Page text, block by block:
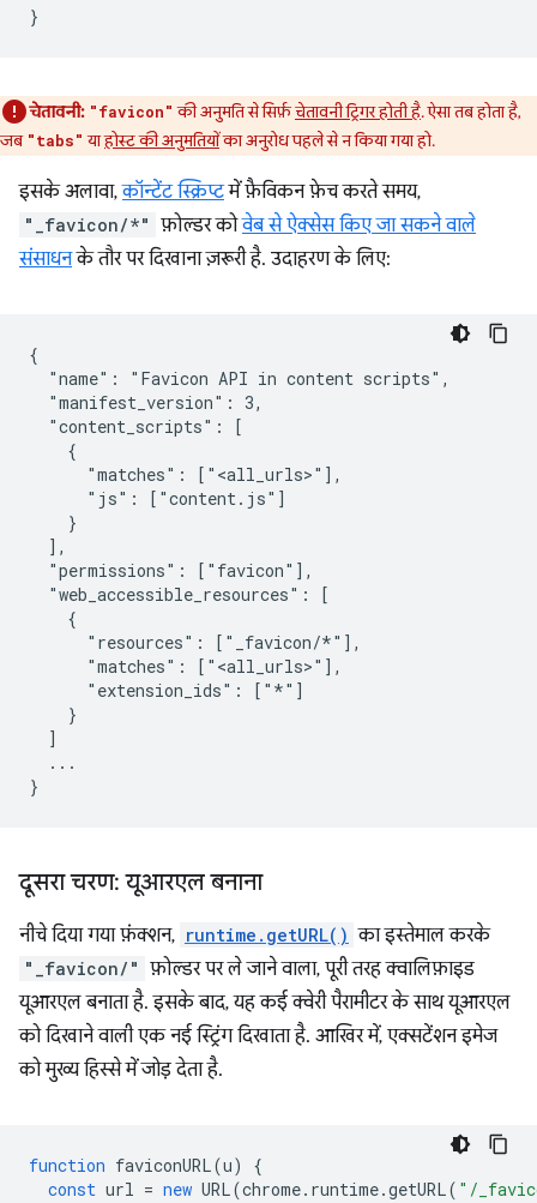
चेतावनी: "favicon" की अनुमति से सिर्फ़चेतावनी ट्रिगर होती है. ऐसा तब होता है,
जब "tabs" याहोस्ट की अनुमतियोंका अनुरोध पहले से न किया गया हो.
इसके अलावा,कॉन्टेंट स्क्रिप्टमें फ़ैविकन फ़ेच करते समय,
"_favicon/*" फ़ोल्डर कोवेब से ऐक्सेस किए जा सकने वाले
संसाधनके तौर पर दिखाना ज़रूरी है. उदाहरण के लिए:
{
  "name": "Favicon API in content scripts",
  "manifest_version": 3,
  "content_scripts": [
    {
      "matches": ["<all_urls>"],
      "js": ["content.js"]
    }
  ],
  "permissions": ["favicon"],
  "web_accessible_resources": [
    {
      "resources": ["_favicon/*"],
      "matches": ["<all_urls>"],
      "extension_ids": ["*"]
    }
  ]
  ...
दूसरा चरण: यूआरएल बनाना
नीचे दिया गया फ़ंक्शन, runtime.getURL() का इस्तेमाल करके
"_favicon/" फ़ोल्डर पर ले जाने वाला, पूरी तरह क्वालिफ़ाइड
यूआरएल बनाता है. इसके बाद, यह कई क्वेरी पैरामीटर के साथ यूआरएल
को दिखाने वाली एक नई स्ट्रिंग दिखाता है. आखिर में, एक्सटेंशन इमेज
को मुख्य हिस्से में जोड़ देता है.
function faviconURL(u)
{
const url = new URL(chrome. runtime.getURL( "/